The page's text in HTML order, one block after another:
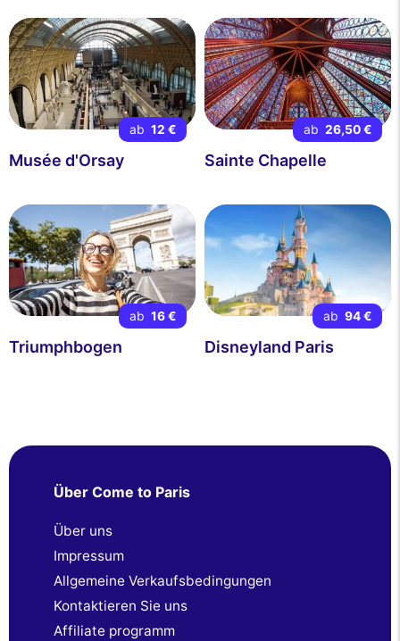
ab 12 €
Musée d'Orsay
ab 26,50 €
Sainte Chapelle
ab 16 €
Triumphbogen
ab 94 €
Disneyland Paris
Über Come to Paris
Über uns
Impressum
Allgemeine Verkaufsbedingungen
Kontaktieren Sie uns
Affiliate programm